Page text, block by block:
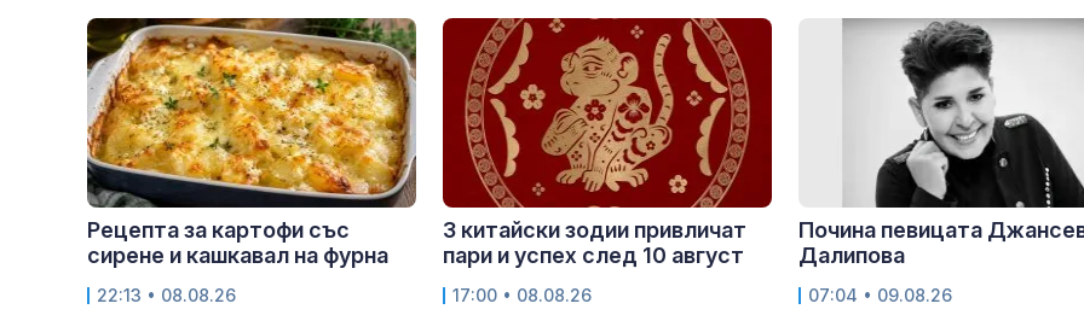
Рецепта за картофи със
сирене и кашкавал на фурна
22:13 • 08.08.26
3 китайски зодии привличат
пари и успех след 10 август
17:00 • 08.08.26
Почина певицата
Далипова
07:04 • 09.08.26